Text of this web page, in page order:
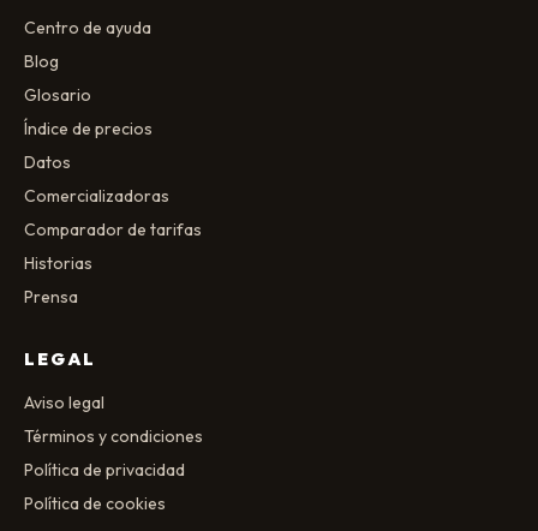
Centro de ayuda
Blog
Glosario
Índice de precios
Datos
Comercializadoras
Comparador de tarifas
Historias
Prensa
LEGAL
Aviso legal
Términos y condiciones
Política de privacidad
Política de cookies